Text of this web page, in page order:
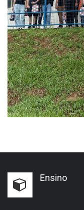
Ensino